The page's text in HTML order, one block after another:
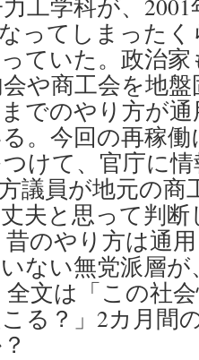
工学科が、
ってしまった
ていた。政治
や商工会を地
でのやり方が
。今回の再稼
けて、官庁に
議員が地元の商
夫と思って判
のやり方は通
ない無党派層
文は「この社
る？」2カ月間
？